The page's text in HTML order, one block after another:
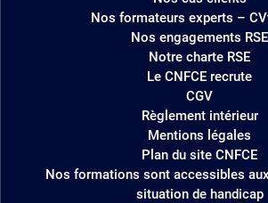
Nos formateurs experts –
Nos engagements RSE
Notre charte RSE
Le CNFCE recrute
CGV
Règlement intérieur
Mentions légales
Plan du site CNFCE
Nos formations sont accessibles
situation de handicap